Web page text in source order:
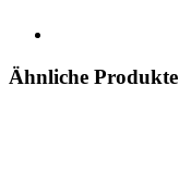
Ähnliche Produkte